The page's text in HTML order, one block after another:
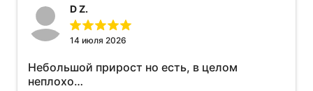
D Z.
14 июля 2026
Небольшой прирост но есть, в целом
неплохо…